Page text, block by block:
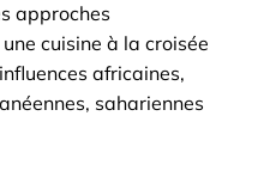
approches
cuisine à la croisée
africaines,
sahariennes